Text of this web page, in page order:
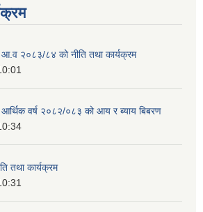
आ.व २०८३/८४ को नीति तथा कार्यक्रम
वर्ष २०८२/०८३ को आय र ब्याय बिबरण
तथा कार्यक्रम